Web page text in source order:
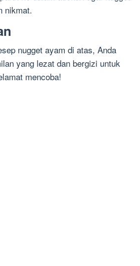
nikmat.
nugget ayam di atas, Anda
yang lezat dan bergizi untuk
mencoba!